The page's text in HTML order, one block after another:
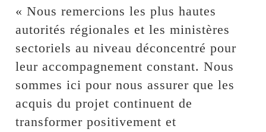
« Nous remercions les plus hautes
autorités régionales et les ministères
sectoriels au niveau déconcentré pour
leur accompagnement constant. Nous
sommes ici pour nous assurer que les
acquis du projet continuent de
transformer positivement et